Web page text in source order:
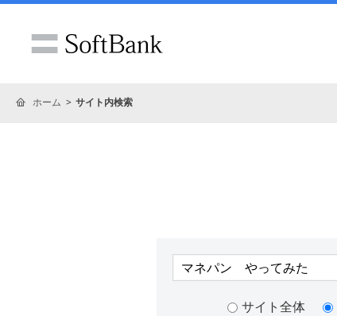
ホーム サイト内検索
サイト全体